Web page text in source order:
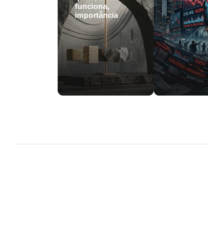
funciona,
importância